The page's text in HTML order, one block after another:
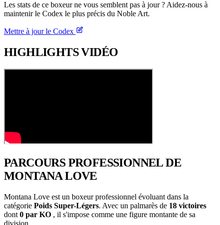
Les stats de ce boxeur ne vous semblent pas à jour ? Aidez-nous à
maintenir le Codex le plus précis du Noble Art.
Mettre à jour le Codex
HIGHLIGHTSVIDÉO
PARCOURS PROFESSIONNELDE
MONTANA LOVE
Montana Love est un boxeur professionnel évoluant dans la
catégorie Poids Super-Légers. Avec un palmarès de 18 victoires
dont 0 par KO , il s'impose comme une figure montante de sa
division.